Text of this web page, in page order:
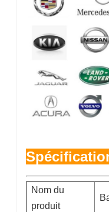
Nom du
produit